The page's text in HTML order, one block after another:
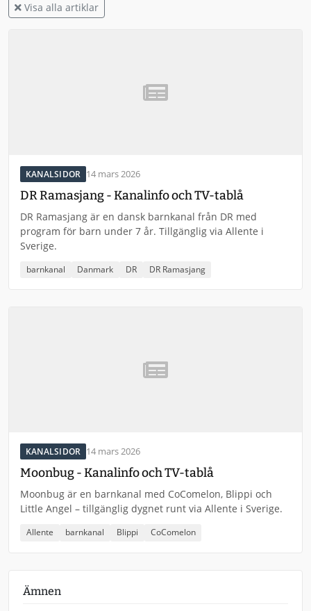
Visa alla artiklar
KANALSIDOR 14 mars 2026
DR Ramasjang - Kanalinfo och TV-tablå
DR Ramasjang är en dansk barnkanal från DR med
program för barn under 7 år. Tillgänglig via Allente i
Sverige.
barnkanal Danmark DR DR Ramasjang
KANALSIDOR 14 mars 2026
Moonbug - Kanalinfo och TV-tablå
Moonbug är en barnkanal med CoComelon, Blippi och
Little Angel – tillgänglig dygnet runt via Allente i Sverige.
Allente barnkanal Blippi CoComelon
Ämnen